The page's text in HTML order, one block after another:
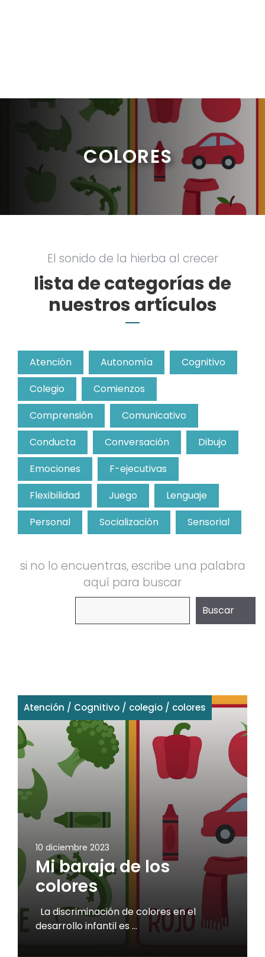
COLORES
El sonido de la hierba al crecer
lista de categorías de
nuestros artículos
Atención Autonomía
Cognitivo
Colegio
Comienzos
Comprensión
Comunicativo
Conducta
Conversación
Dibujo
Emociones
F-ejecutivas
Flexibilidad
Juego
Lenguaje
Personal
Socialización Sensorial
si no lo encuentras, escribe una palabra
aquí para buscar
Buscar
Atención / Cognitivo / colegio / colores
10 diciembre 2023
Mi baraja de los
colores
La discriminación de colores en el
desarrollo infantil es …